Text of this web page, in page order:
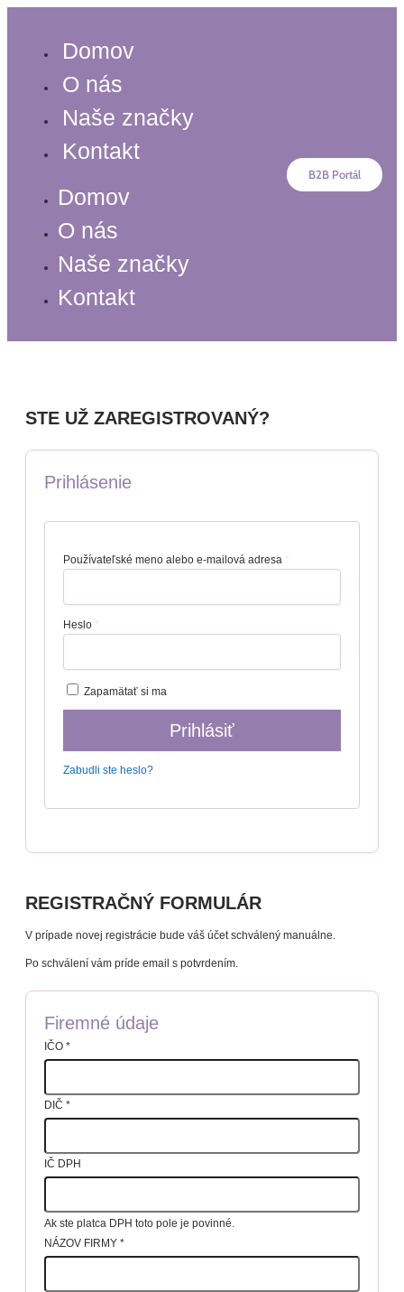
Preskočiť
Domov
O nás
Naše značky
Kontakt
Domov
O nás
Naše značky
Kontakt
B2B Portál
STE UŽ ZAREGISTROVANÝ?
Prihlásenie
Používateľské meno alebo e-mailová adresa *
Heslo *
Zapamätať si ma
Prihlásiť
Zabudli ste heslo?
REGISTRAČNÝ FORMULÁR
V prípade novej registrácie bude váš účet schválený manuálne.
Po schválení vám príde email s potvrdením.
Firemné údaje
IČO *
DIČ *
IČ DPH
Ak ste platca DPH toto pole je povinné.
NÁZOV FIRMY *